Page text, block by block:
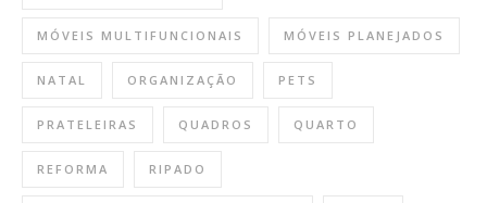
MÓVEIS MULTIFUNCIONAIS MÓVEIS PLANEJADOS
NATAL ORGANIZAÇÃO PETS
PRATELEIRAS QUADROS QUARTO
REFORMA RIPADO